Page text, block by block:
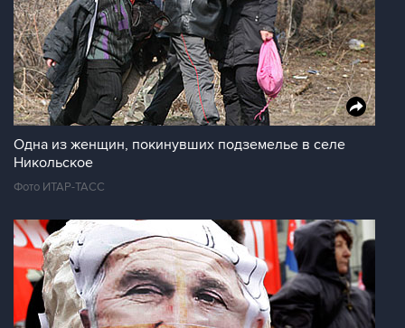
Одна из женщин, покинувших подземелье в селе
Никольское
Фото ИТАР-ТАСС